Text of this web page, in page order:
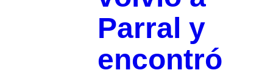
Parral y
encontró